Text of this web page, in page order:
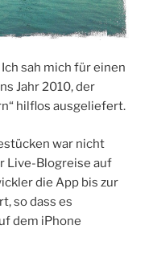
sah mich für einen
Jahr 2010, der
hilflos ausgeliefert.
war nicht
Live-Blogreise auf
die App bis zur
so dass es
dem iPhone